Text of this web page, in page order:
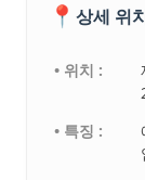
📍 상세 위
• 위치 :
• 특징 :